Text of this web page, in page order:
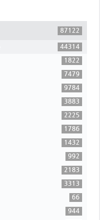
87122
44314
1822
7479
9784
3883
2225
1786
1432
992
2183
3313
66
944